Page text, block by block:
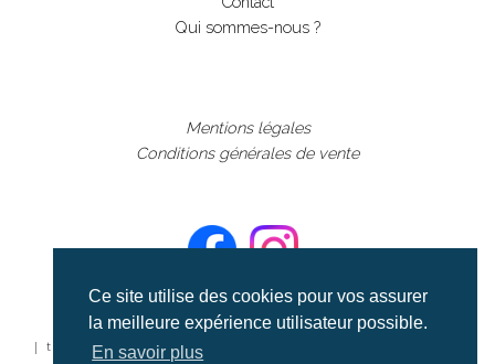
Ce site utilise des cookies pour vos assurer
la meilleure expérience utilisateur possible.
En savoir plus
Qui sommes-nous ?
Mentions légales
Conditions générales de vente
©aerialcollection marque déposée 2024
| tous droits réservés | aerialcollection.fr banque d'images